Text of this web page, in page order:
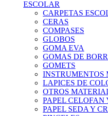
ESCOLAR
CARPETAS
CERAS
COMPASES
GLOBOS
GOMA EVA
GOMAS DE
GOMETS
INSTRUMENTOS
LAPICES DE
OTROS
PAPEL CELOFAN
PAPEL SEDA Y